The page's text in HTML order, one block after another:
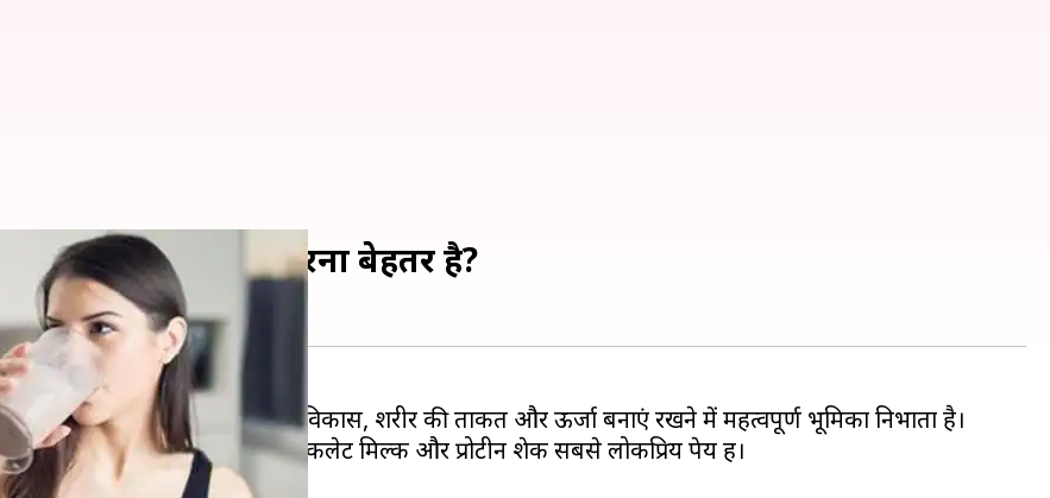
बाद किसका सेवन करना बेहतर है?
है, क्योंकि यह मांसपेशियों का विकास, शरीर की ताकत और ऊर्जा बनाएं रखने में महत्वपूर्ण भूमिका निभाता है।
का सेवन बहुत जरूरी है। ऐसे में चॉकलेट मिल्क और प्रोटीन शेक सबसे लोकप्रिय पेय हैं।
में से कौन सा पेय बेहतर है।